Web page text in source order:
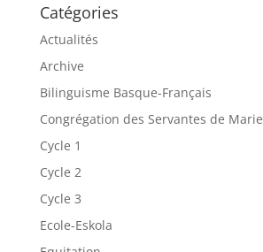
Catégories
Actualités
Archive
Bilinguisme Basque-Français
Congrégation des Servantes de Marie
Cycle 1
Cycle 2
Cycle 3
Ecole-Eskola